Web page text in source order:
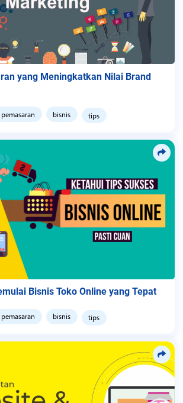
yang Meningkatkan Nilai Brand
pemasaran bisnis tips
Bisnis Toko Online yang Tepat
pemasaran bisnis tips